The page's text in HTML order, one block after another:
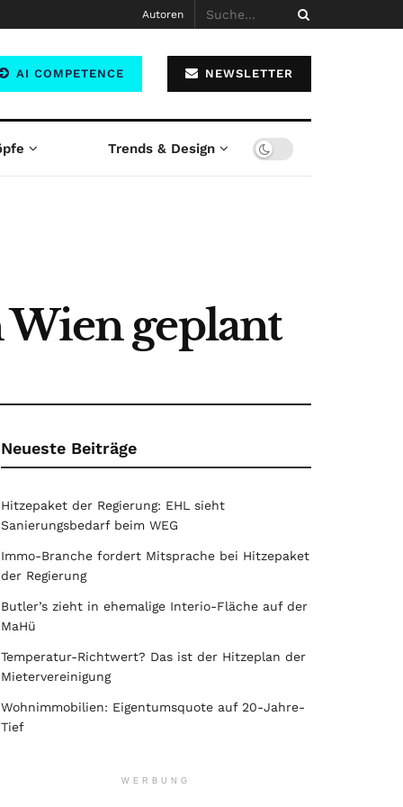
Autoren
AI COMPETENCE NEWSLETTER
Trends & Design
Wien geplant
Neueste Beiträge
Hitzepaket der Regierung: EHL sieht
Sanierungsbedarf beim WEG
Immo-Branche fordert Mitsprache bei Hitzepaket
der Regierung
Butler’s zieht in ehemalige Interio-Fläche auf der
MaHü
Temperatur-Richtwert? Das ist der Hitzeplan der
Mietervereinigung
Wohnimmobilien: Eigentumsquote auf 20-Jahre-
Tief
WERBUNG